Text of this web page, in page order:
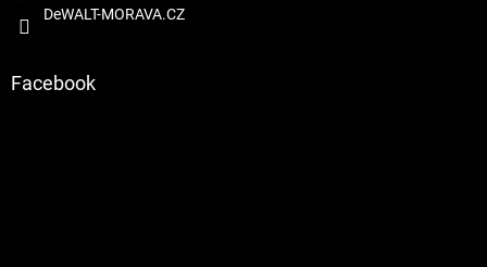
DeWALT-MORAVA.CZ
Facebook